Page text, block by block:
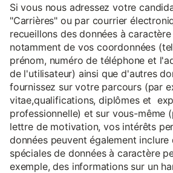
Si vous nous adressez votre
"Carrières" ou par courrier
recueillons des données à
notamment de vos coordonnées
prénom, numéro de téléphone et
de l'utilisateur) ainsi que d'autres
fournissez sur votre parcours (par
vitae,qualifications, diplômes et
professionnelle) et sur vous-même
lettre de motivation, vos intérêts
données peuvent également
spéciales de données à caractère
exemple, des informations sur un